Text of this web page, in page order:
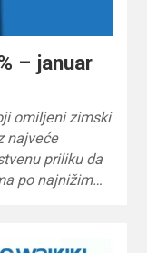
– januar
omiljeni zimski
najveće
priliku da
po najnižim…